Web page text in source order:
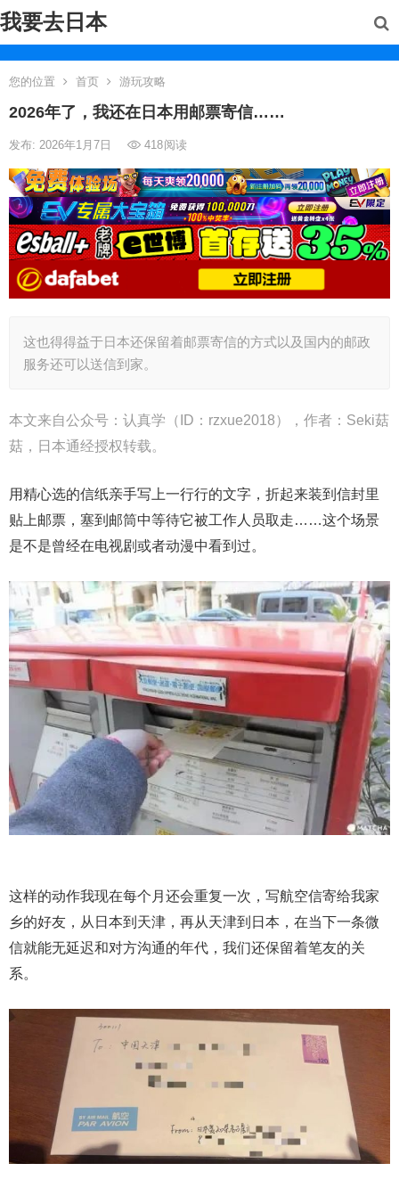
我要去日本
您的位置 首页 游玩攻略
2026年了，我还在日本用邮票寄信……
发布: 2026年1月7日 418阅读
这也得得益于日本还保留着邮票寄信的方式以及国内的邮政
服务还可以送信到家。
本文来自公众号：认真学（ID：rzxue2018），作者：Seki菇
菇，日本通经授权转载。
用精心选的信纸亲手写上一行行的文字，折起来装到信封里
贴上邮票，塞到邮筒中等待它被工作人员取走……这个场景
是不是曾经在电视剧或者动漫中看到过。
这样的动作我现在每个月还会重复一次，写航空信寄给我家
乡的好友，从日本到天津，再从天津到日本，在当下一条微
信就能无延迟和对方沟通的年代，我们还保留着笔友的关
系。